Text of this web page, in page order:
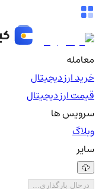
معامله
خرید ارز دیجیتال
قیمت ارز دیجیتال
سرویس ها
وبلاگ
سایر
درحال بارگذاری...